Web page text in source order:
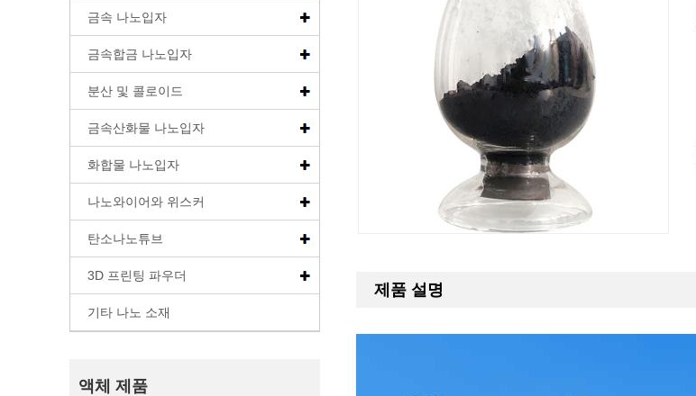
금속 나노입자
금속합금 나노입자
분산 및 콜로이드
금속산화물 나노입자
화합물 나노입자
나노와이어와 위스커
탄소나노튜브
3D 프린팅 파우더
기타 나노 소재
액체 제품
제품 설명